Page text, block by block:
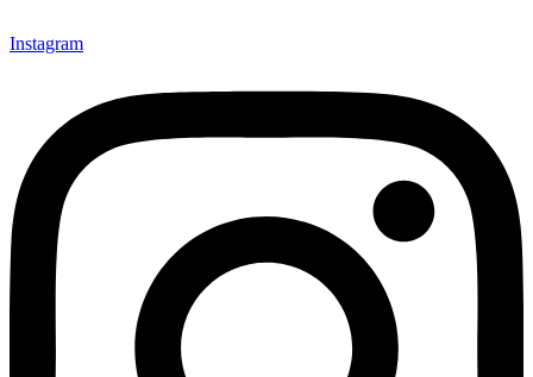
Instagram